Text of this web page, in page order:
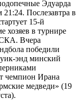
Эдуарда
Послезавтра в
15-й
хозяев в турнире
Вчера
победили
энд минский
чемпион Ирана
медведи» (19